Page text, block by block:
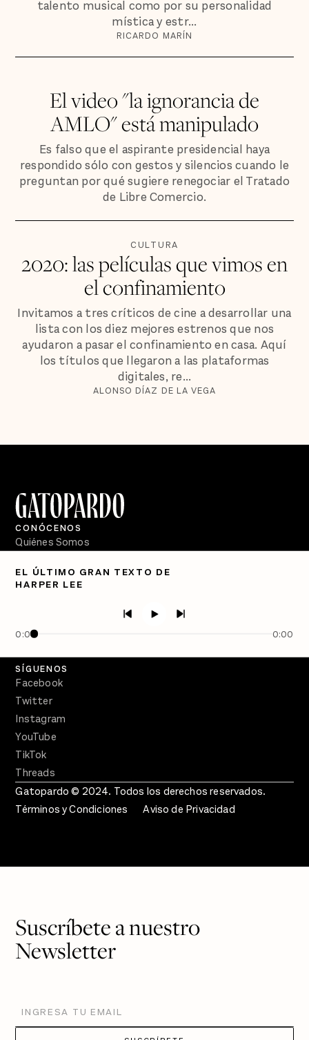
talento musical como por su personalidad
mística y estr...
RICARDO MARÍN
El video "la ignorancia de
AMLO" está manipulado
Es falso que el aspirante presidencial haya
respondido sólo con gestos y silencios cuando le
preguntan por qué sugiere renegociar el Tratado
de Libre Comercio.
CULTURA
2020: las películas que vimos en
el confinamiento
Invitamos a tres críticos de cine a desarrollar una
lista con los diez mejores estrenos que nos
ayudaron a pasar el confinamiento en casa. Aquí
los títulos que llegaron a las plataformas
digitales, re...
ALONSO DÍAZ DE LA VEGA
EL ÚLTIMO GRAN TEXTO DE
HARPER LEE
0:00 0:00
CONÓCENOS
Quiénes Somos
PÓDCASTS
Crecer en Distopía
SÍGUENOS
Facebook
Twitter
Instagram
YouTube
TikTok
Threads
Gatopardo © 2024. Todos los derechos reservados.
Términos y Condiciones
Aviso de Privacidad
Suscríbete a nuestro
Newsletter